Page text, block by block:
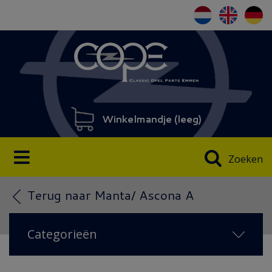
Winkelmandje (leeg)
Zoeken
Terug naar Manta/ Ascona A
Categorieën
NIEUW IN 2026(22)